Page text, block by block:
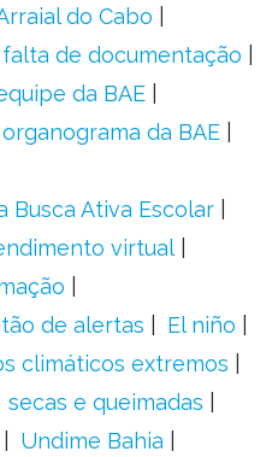
do Cabo
falta de documentação
da BAE
organograma da BAE
Busca Ativa Escolar
virtual
de alertas
El niño
climáticos extremos
secas e queimadas
Undime Bahia